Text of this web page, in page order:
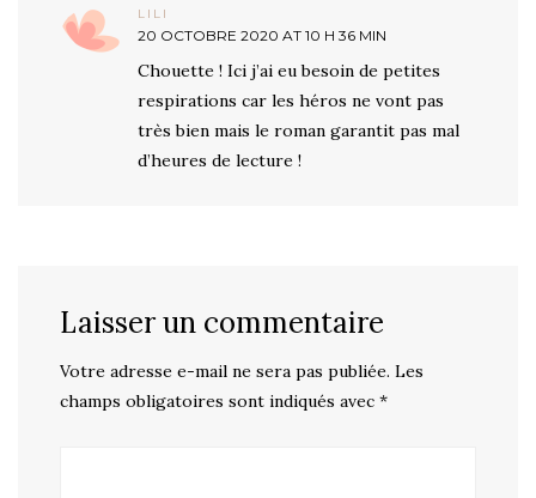
LILI
20 OCTOBRE 2020 AT 10 H 36 MIN
Chouette ! Ici j’ai eu besoin de petites
respirations car les héros ne vont pas
très bien mais le roman garantit pas mal
d’heures de lecture !
Laisser un commentaire
Votre adresse e-mail ne sera pas publiée. Les
champs obligatoires sont indiqués avec *